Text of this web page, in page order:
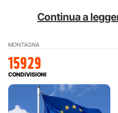
Continua a
MONTAGNA
15929
CONDIVISIONI